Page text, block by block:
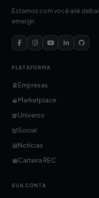
Estamos com você até
emergir.
PLATAFORMA
Empresas
Marketplace
Universo
Social
Notícias
Carteira REC
SUA CONTA